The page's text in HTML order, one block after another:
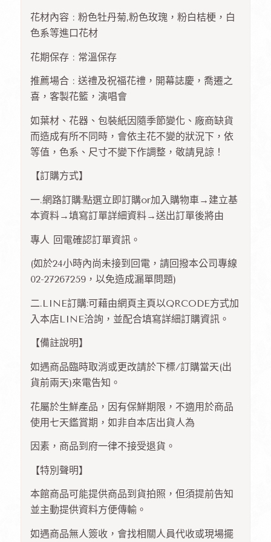
花材內容 : 粉色牡丹菊,粉色玫瑰，粉白桔梗，白
色系等進口花材
花期保存 : 常溫保存
推薦場合 : 送禮及祝福花禮，開幕誌慶，喬遷之
喜，客製花籃，演唱會
如葉材、花器、包裝紙因隨季節變化、廠商缺貨
而造成有所不同時，會依主花不變的狀況下，依
等值，色系、尺寸不變下作調整，敬請見諒！
【訂購方式】
一.網路訂購:點選立即訂購or加入購物車→建立基
本資料→填寫訂單詳細資料→送出訂單後將由
專人 回電確認訂單資訊。
(如於24小時內尚未接到回電，請回撥本公司專線
02-27267259，以免造成漏單問題)
二.LINE訂購:可藉由網頁主頁以QRCODE方式加
入本店LINE洽詢，並配合填寫詳細訂購資訊。
【備註說明】
如遇商品臨時取消或更改請於下標/訂購當天(出
貨前兩天)來電告知。
花屬於生鮮產品，因有保鮮期限，不適用於商品
使用七天鑑賞期，如非自本店出貨人為
因素，商品到府一律不接受退貨。
【特別聲明】
本館商品可能提供商品到貨拍照，但須提前告知
並主動提供資料方便傳輸。
如遇商品無人簽收，會找相關人員代收或現場擺